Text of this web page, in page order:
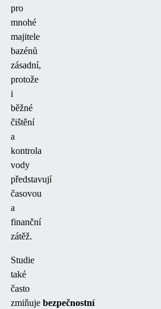
pro
mnohé
majitele
bazénů
zásadní,
protože
i
běžné
čištění
a
kontrola
vody
představují
časovou
a
finanční
zátěž.
Studie
také
často
zmiňuje bezpečnostní